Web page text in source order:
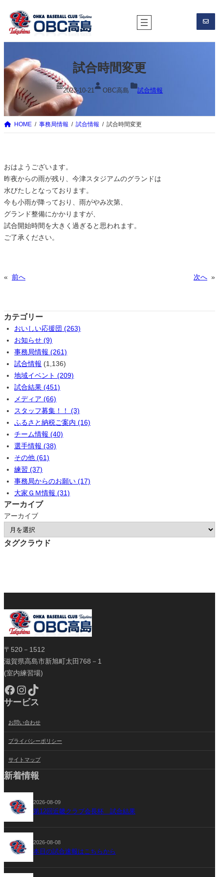
を
ス
ッ
試合時間変更
2023-10-21 OBC高島 試合情報
HOME 事務局情報 試合情報 試合時間変更
おはようございます。
昨夜からの雨が残り、今津スタジアムのグランドは
水びたしとなっております。
今も小雨が降っており、雨がやみ次第、
グランド整備にかかりますが、
試合開始時間を大きく過ぎると思われます。
ご了承ください。
« 前へ 次へ »
カテゴリー
おいしい応援団 (263)
お知らせ (9)
事務局情報 (261)
試合情報 (1,136)
地域イベント (209)
試合結果 (451)
メディア (66)
スタッフ募集！！ (3)
ふるさと納税ご案内 (16)
チーム情報 (40)
選手情報 (38)
その他 (61)
練習 (37)
事務局からのお願い (17)
大家ＧＭ情報 (31)
アーカイブ
アーカイブ
タグクラウド
〒520－1512
滋賀県高島市新旭町太田768－1
(室内練習場)
Facebook Instagram TikTok
サービス
お問い合わせ
プライバシーポリシー
サイトマップ
新着情報
2026-08-09
第12回近畿クラブ会長杯 試合結果
2026-08-08
本日の試合速報はこちらから